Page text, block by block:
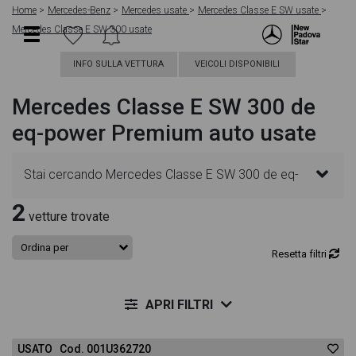
Home Mercedes-Benz Mercedes usate
Mercedes Classe E SW usate
Mercedes Classe E SW 300 usate
INFO SULLA VETTURA VEICOLI DISPONIBILI
Mercedes Classe E SW 300 de
eq-power Premium auto usate
Stai cercando Mercedes Classe E SW 300 de eq-
power Premium auto? In questa pagina troverai le
migliori offerte per acquistare un veicolo Mercedes
2 vetture trovate
Resetta filtri
APRI FILTRI
USATO Cod. 001U362720